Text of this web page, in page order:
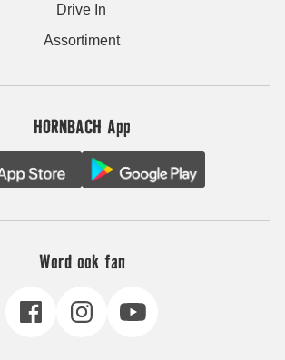
Drive In
Assortiment
HORNBACH App
Word ook fan